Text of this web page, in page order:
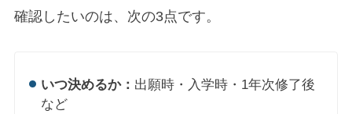
確認したいのは、次の3点です。
いつ決めるか： 出願時・入学時・1年次修了後
など